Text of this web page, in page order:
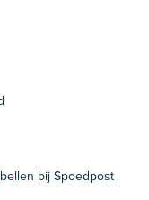
bij Spoedpost